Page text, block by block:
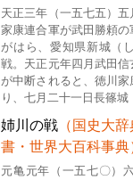
天正三年（一五七五）五
家康連合軍が武田勝頼
がはら、愛知県新城（
戦。天正元年四月武田
が中断されると、徳川
り、七月二十一日長篠城
姉川の戦 （国史大
書・世界大百科事典
元亀元年（一五七〇）